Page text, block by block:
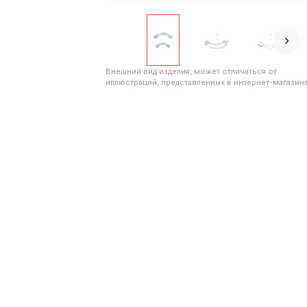
Внешний вид изделия, может отличаться от
иллюстраций, представленных в интернет-